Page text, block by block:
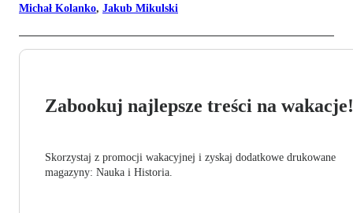
Michał Kolanko, Jakub Mikulski
Zabookuj najlepsze treści na wakacje!
Skorzystaj z promocji wakacyjnej i zyskaj dodatkowe drukowane
magazyny: Nauka i Historia.